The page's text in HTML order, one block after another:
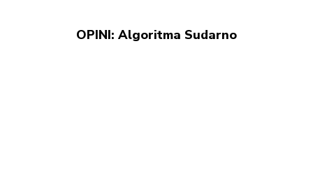
OPINI: Algoritma Sudarno